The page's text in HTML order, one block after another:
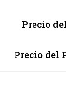
Precio
Precio del